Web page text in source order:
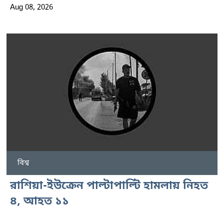
Aug 08, 2026
বিশ্ব
রাশিয়া-ইউক্রেন পাল্টাপাল্টি হামলায় নিহত
৪, আহত ১১